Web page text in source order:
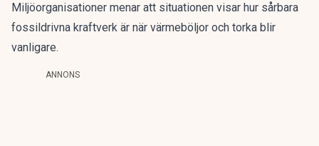
Miljöorganisationer menar att situationen visar hur sårbara
fossildrivna kraftverk är när värmeböljor och torka blir
vanligare.
ANNONS